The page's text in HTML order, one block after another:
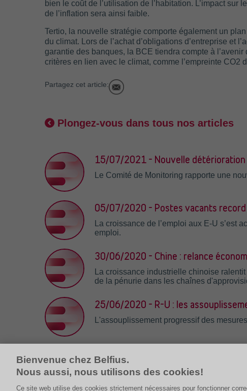
bien le coût de l’utilisation de l’habitation. L’impact sur
de l’inflation sera ainsi faible.
Tertio, la nouvelle stratégie comporte également un plan
du climat. Lors de l’achat d’obligations d’entreprise et
garantie des banques, la BCE tiendra compte à l’avenir
critères en lien avec le climat, comme l’empreinte CO2
Partagez cet article:
Plongez-vous dans tous nos articles
15/07/2021 - Nouvelle détérioration
Le Comité de Monitoring rapporte une
05/07/2020 - Postes vacants
La croissance de l’emploi aux E-U s’est
emploi.
30/06/2020 - Chine : relance
La croissance industrielle chinoise
de la pénurie dans les chaînes
25/06/2020 - R-U : les
L'assouplissement progressif des
Bienvenue chez Belfius.
Nous aussi, nous utilisons des cookies!
Ce site web utilise des cookies strictement nécessaires pour fonctionner